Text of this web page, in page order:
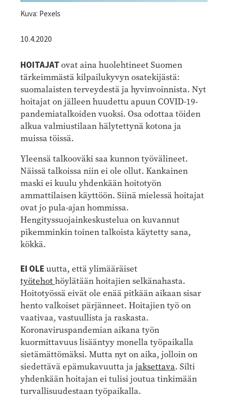
Kuvateksti
Kuva: Pexels
10.4.2020
HOITAJATovat aina huolehtineet Suomen
tärkeimmästä kilpailukyvyn osatekijästä:
suomalaisten terveydestä ja hyvinvoinnista. Nyt
hoitajat on jälleen huudettu apuun COVID-19-
pandemiatalkoiden vuoksi. Osa odottaa töiden
alkua valmiustilaan hälytettynä kotona ja
muissa töissä.
Yleensä talkooväki saa kunnon työvälineet.
Näissä talkoissa niin ei ole ollut. Kankainen
maski ei kuulu yhdenkään hoitotyön
ammattilaisen käyttöön. Siinä mielessä hoitajat
ovat jo pula-ajan hommissa.
Hengityssuojainkeskustelua on kuvannut
pikemminkin toinen talkoista käytetty sana,
kökkä.
EI OLE uutta, että ylimääräiset
työtehothöylätään hoitajien selkänahasta.
Hoitotyössä eivät ole enää pitkään aikaan sisar
hento valkoiset pärjänneet. Hoitajien työ on
vaativaa, vastuullista ja raskasta.
Koronaviruspandemian aikana työn
kuormittavuus lisääntyy monella työpaikalla
sietämättömäksi. Mutta nyt on aika, jolloin on
siedettävä epämukavuutta jajaksettava. Silti
yhdenkään hoitajan ei tulisi joutua tinkimään
turvallisuudestaan työpaikalla.